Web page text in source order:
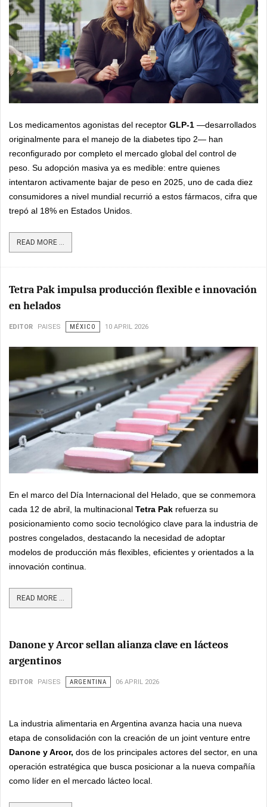
Los medicamentos agonistas del receptor GLP-1 —desarrollados
originalmente para el manejo de la diabetes tipo 2— han
reconfigurado por completo el mercado global del control de
peso. Su adopción masiva ya es medible: entre quienes
intentaron activamente bajar de peso en 2025, uno de cada diez
consumidores a nivel mundial recurrió a estos fármacos, cifra que
trepó al 18% en Estados Unidos.
READ MORE ...
Tetra Pak impulsa producción flexible e innovación
en helados
EDITOR PAISES MÉXICO 10 APRIL 2026
En el marco del Día Internacional del Helado, que se conmemora
cada 12 de abril, la multinacional Tetra Pak refuerza su
posicionamiento como socio tecnológico clave para la industria de
postres congelados, destacando la necesidad de adoptar
modelos de producción más flexibles, eficientes y orientados a la
innovación continua.
READ MORE ...
Danone y Arcor sellan alianza clave en lácteos
argentinos
EDITOR PAISES ARGENTINA 06 APRIL 2026
La industria alimentaria en Argentina avanza hacia una nueva
etapa de consolidación con la creación de un joint venture entre
Danone y Arcor, dos de los principales actores del sector, en una
operación estratégica que busca posicionar a la nueva compañía
como líder en el mercado lácteo local.